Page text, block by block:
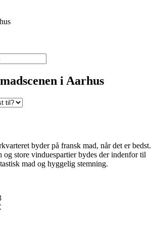
i Aarhus
byder på fransk mad, når det er bedst.
og store vinduespartier bydes der indenfor til
mad og hyggelig stemning.